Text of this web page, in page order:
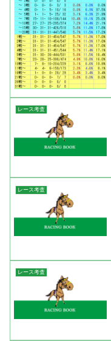
レース考査
レース考査
レース考査